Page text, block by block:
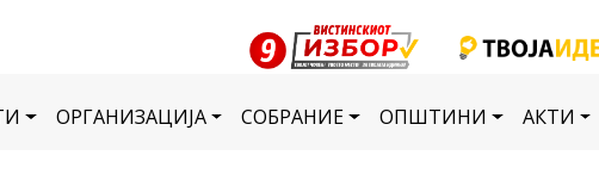
ОРГАНИЗАЦИЈА СОБРАНИЕ ОПШТИНИ АКТИ